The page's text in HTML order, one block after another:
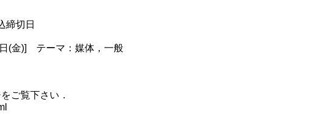
締切日
(金)] テーマ：媒体，一般
ご覧下さい．